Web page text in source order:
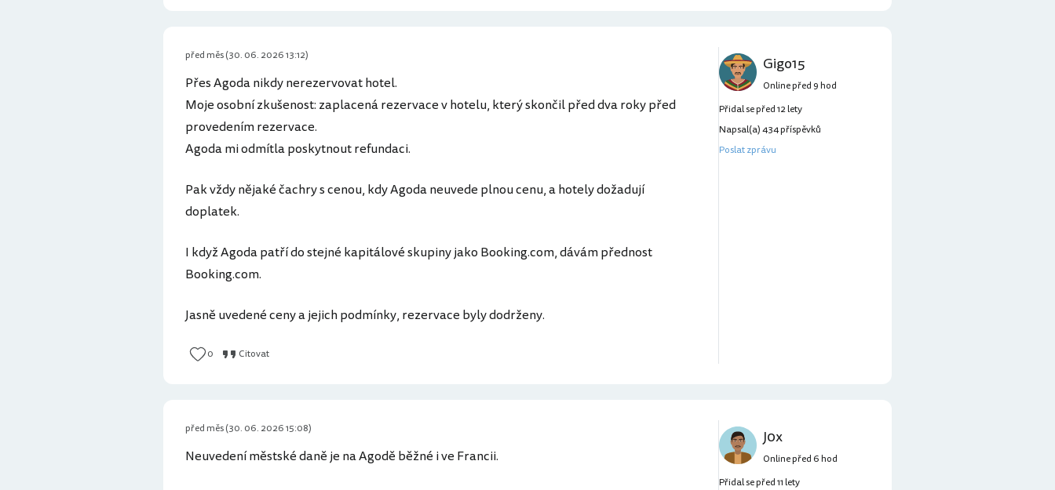
Přes Agoda nikdy nerezervovat hotel.
Moje osobní zkušenost: zaplacená rezervace v hotelu, který skončil před dva roky před
provedením rezervace.
Agoda mi odmítla poskytnout refundaci.
Pak vždy nějaké čachry s cenou, kdy Agoda neuvede plnou cenu, a hotely dožadují
doplatek.
I když Agoda patří do stejné kapitálové skupiny jako Booking.com, dávám přednost
Booking.com.
Jasně uvedené ceny a jejich podmínky, rezervace byly dodrženy.
0 Citovat
Gigo15
před měs (30. 06. 2026 13:12)
Online před 9 hod
Přidal se před 12 lety
Napsal(a) 434 příspěvků
Poslat zprávu
Neuvedení městské daně je na Agodě běžné i ve Francii.
J0x
před měs (30. 06. 2026 15:08)
Online před 6 hod
Přidal se před 11 lety